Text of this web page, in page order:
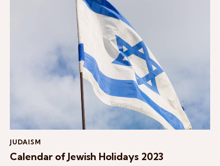
JUDAISM
Calendar of Jewish Holidays 2023